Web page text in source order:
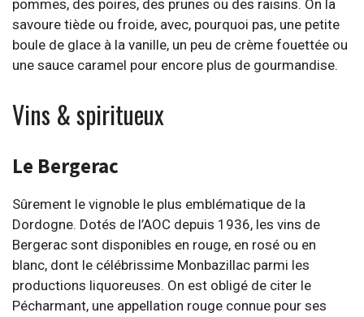
pommes, des poires, des prunes ou des raisins. On la
savoure tiède ou froide, avec, pourquoi pas, une petite
boule de glace à la vanille, un peu de crème fouettée ou
une sauce caramel pour encore plus de gourmandise.
Vins & spiritueux
Le Bergerac
Sûrement le vignoble le plus emblématique de la
Dordogne. Dotés de l’AOC depuis 1936, les vins de
Bergerac sont disponibles en rouge, en rosé ou en
blanc, dont le célébrissime Monbazillac parmi les
productions liquoreuses. On est obligé de citer le
Pécharmant, une appellation rouge connue pour ses